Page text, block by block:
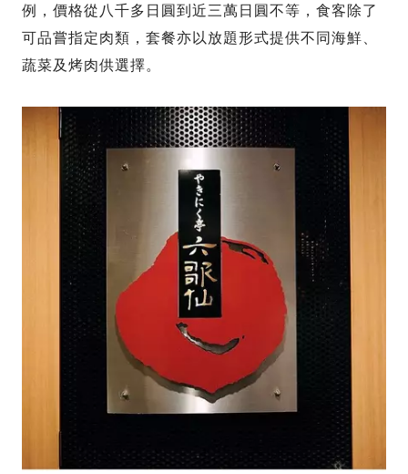
例，價格從八千多日圓到近三萬日圓不等，食客除了
可品嘗指定肉類，套餐亦以放題形式提供不同海鮮、
蔬菜及烤肉供選擇。